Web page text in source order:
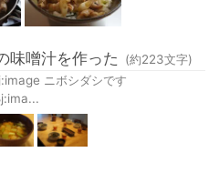
味噌汁を作った (約223文字)
ニボシダシです